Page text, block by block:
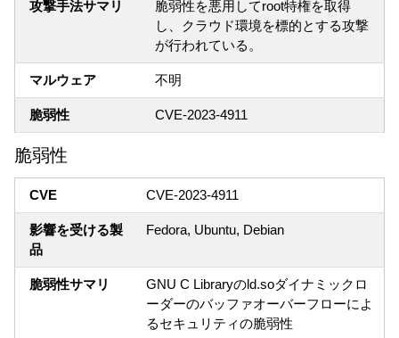
攻撃手法サマリ
脆弱性を悪用してroot特権を取得
し、クラウド環境を標的とする攻撃
が行われている。
マルウェア 不明
脆弱性 CVE-2023-4911
脆弱性
CVE CVE-2023-4911
影響を受ける製
品
Fedora, Ubuntu, Debian
脆弱性サマリ
GNU C Libraryのld.soダイナミックロ
ーダーのバッファオーバーフローによ
るセキュリティの脆弱性